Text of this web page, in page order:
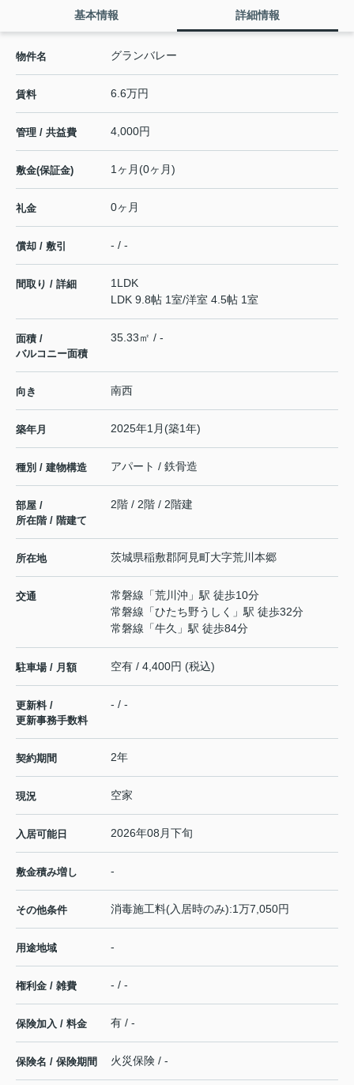
基本情報 詳細情報
物件名 グランバレー
賃料 6.6万円
管理 / 共益費 4,000円
敷金(保証金) 1ヶ月(0ヶ月)
礼金 0ヶ月
償却 / 敷引 - / -
間取り / 詳細
1LDK
LDK 9.8帖 1室/洋室 4.5帖 1室
面積 /
バルコニー面積
35.33㎡ / -
向き 南西
築年月 2025年1月(築1年)
種別 / 建物構造 アパート / 鉄骨造
部屋 /
所在階 / 階建て
2階 / 2階 / 2階建
所在地 茨城県稲敷郡阿見町大字荒川本郷
交通 常磐線 「荒川沖 」駅 徒歩10分
常磐線 「ひたち野うしく
」駅 徒歩32分
常磐線 「牛久 」駅 徒歩84分
駐車場 / 月額 空有 / 4,400円 (税込)
更新料 /
更新事務手数料
- / -
契約期間 2年
現況 空家
入居可能日 2026年08月下旬
敷金積み増し -
その他条件 消毒施工料(入居時のみ):1万7,050円
用途地域 -
権利金 / 雑費 - / -
保険加入 / 料金 有 / -
保険名 / 保険期間 火災保険 / -